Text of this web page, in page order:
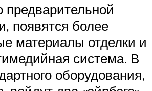
предварительной
появятся более
материалы отделки и
система. В
оборудования,